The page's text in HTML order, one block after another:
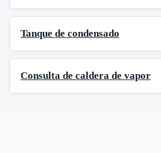
Tanque de condensado
Consulta de caldera de vapor